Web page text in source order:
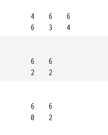
4
6
6
3
6
4
6
2
6
2
6
0
6
2